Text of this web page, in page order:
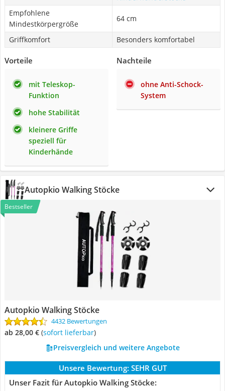
Empfohlene
Mindestkörpergröße
64 cm
Griffkomfort Besonders komfortabel
Vorteile
mit Teleskop-
Funktion
hohe Stabilität
kleinere Griffe
speziell für
Kinderhände
Nachteile
ohne Anti-Schock-
System
Autopkio Walking Stöcke
Bestseller
Autopkio Walking Stöcke
4432 Bewertungen
ab 28,00 € ( Sofort lieferbar)
Preisvergleich und weitere Angebote
Unsere Bewertung: SEHR GUT
Unser Fazit für Autopkio Walking Stöcke: